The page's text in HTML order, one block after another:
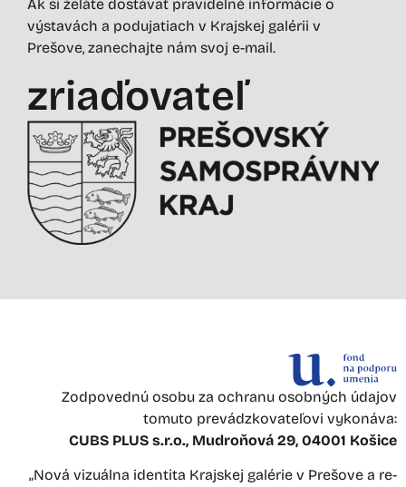
Ak si želáte dostávať pravidelné informácie o
výstavách a podujatiach v Krajskej galérii v
Prešove, zanechajte nám svoj e-mail.
zriaďovateľ
Zodpovednú osobu za ochranu osobných údajov
tomuto prevádzkovateľovi vykonáva:
CUBS PLUS s.r.o., Mudroňová 29, 04001 Košice
„Nová vizuálna identita Krajskej galérie v Prešove a re-